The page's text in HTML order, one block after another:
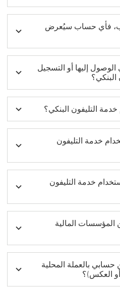
فأي حساب سيُعرض
إليها أو التسجيل
البنكي؟
التليفون البنكي؟
خدمة التليفون
خدمة التليفون
المؤسسات المالية
بالعملة المحلية
العكس)؟